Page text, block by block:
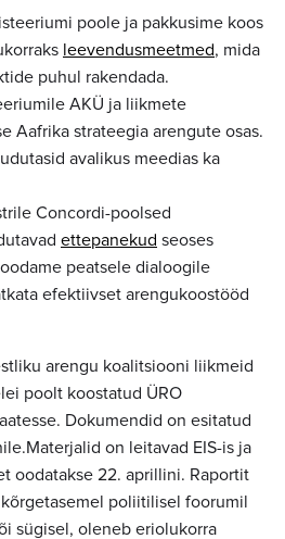
poole ja pakkusime koos
leevendusmeetmed, mida
puhul rakendada.
AKÜ ja liikmete
Aafrika strateegia arengute osas.
avalikus meedias ka
Concordi-poolsed
ettepanekud seoses
peatsele dialoogile
efektiivset arengukoostööd
arengu koalitsiooni liikmeid
poolt koostatud ÜRO
Dokumendid on esitatud
on leitavad EIS-is ja
oodatakse 22. aprillini. Raportit
poliitilisel foorumil
sügisel, oleneb eriolukorra